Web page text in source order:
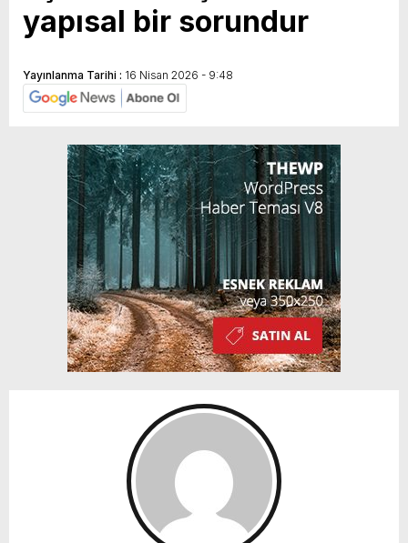
yapısal bir sorundur
Yayınlanma Tarihi : 16 Nisan 2026 - 9:48